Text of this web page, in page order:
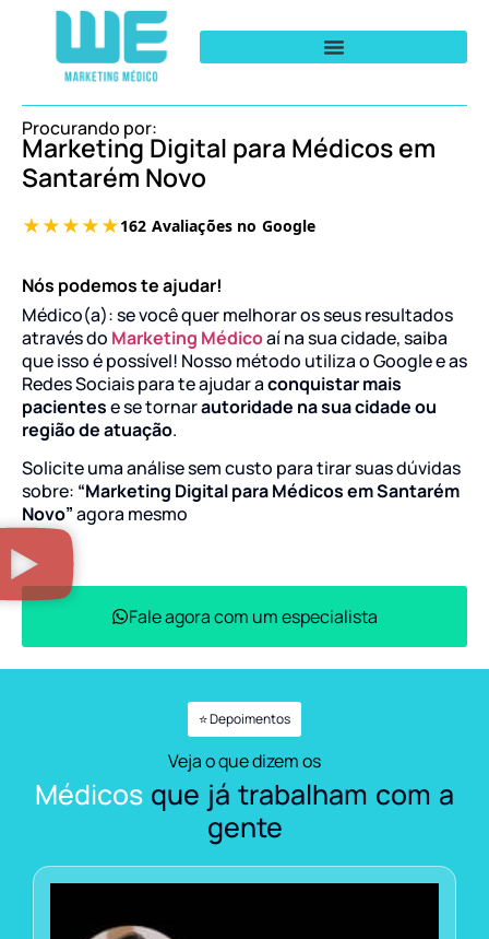
Procurando por:
Marketing Digital para Médicos em
Santarém Novo
Nós podemos te ajudar!
Médico(a): se você quer melhorar os seus resultados
através do Marketing Médicoaí na sua cidade, saiba
que isso é possível! Nosso método utiliza o Google e as
Redes Sociais para te ajudar aconquistar mais
pacientese se tornarautoridade na sua cidade ou
região de atuação.
Solicite uma análise sem custo para tirar suas dúvidas
sobre: “Marketing Digital para Médicos em Santarém
Novo”agora mesmo
Fale agora com um especialista
⭐ Depoimentos
Veja o que dizem os
Médicos que já trabalham com a
gente